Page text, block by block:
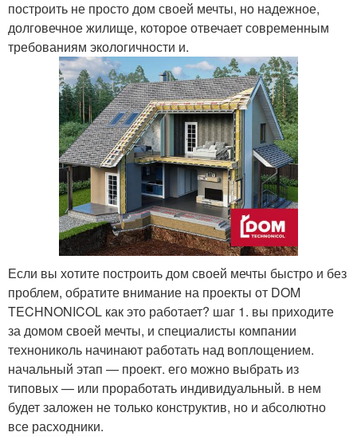
построить не просто дом своей мечты, но надежное,
долговечное жилище, которое отвечает современным
требованиям экологичности и.
Если вы хотите построить дом своей мечты быстро и без
проблем, обратите внимание на проекты от DOM
TECHNONICOL как это работает? шаг 1. вы приходите
за домом своей мечты, и специалисты компании
технониколь начинают работать над воплощением.
начальный этап — проект. его можно выбрать из
типовых — или проработать индивидуальный. в нем
будет заложен не только конструктив, но и абсолютно
все расходники.